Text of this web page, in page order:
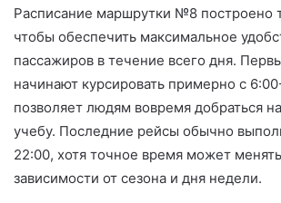
Расписание маршрутки №8 построено
чтобы обеспечить максимальное
пассажиров в течение всего дня.
начинают курсировать примерно с
позволяет людям вовремя добраться
учебу. Последние рейсы обычно
22:00, хотя точное время может
зависимости от сезона и дня недели.